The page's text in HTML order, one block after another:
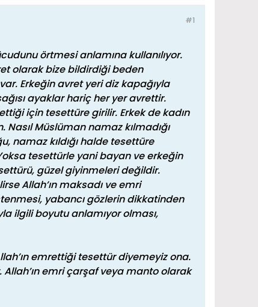
#1
örtmesi anlamına kullanılıyor.
olarak bize bildirdiği beden
Erkeğin avret yeri diz kapağıyla
ayaklar hariç her yer avrettir.
için tesettüre girilir. Erkek de kadın
Müslüman namaz kılmadığı
namaz kıldığı halde tesettüre
tesettürle yani bayan ve erkeğin
güzel giyinmeleri değildir.
Allah’ın maksadı ve emri
yabancı gözlerin dikkatinden
ilgili boyutu anlamıyor olması,
emrettiği tesettür diyemeyiz ona.
emri çarşaf veya manto olarak